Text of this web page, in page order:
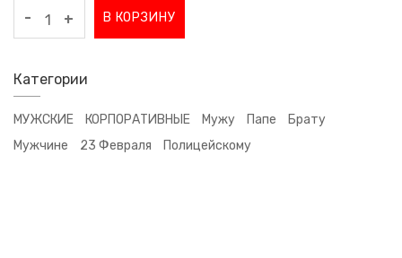
- + В КОРЗИНУ
Категории
МУЖСКИЕ КОРПОРАТИВНЫЕ Мужу Папе
Брату
Мужчине
23 Февраля Полицейскому